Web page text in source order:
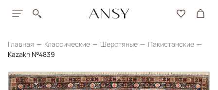
Главная Классические Шерстяные
Пакистанские
Kazakh №4839